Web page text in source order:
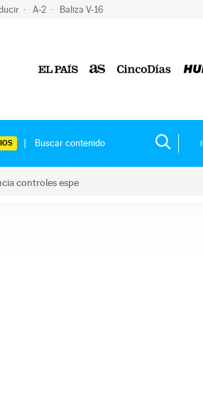
A-2 Baliza V-16
controles espe